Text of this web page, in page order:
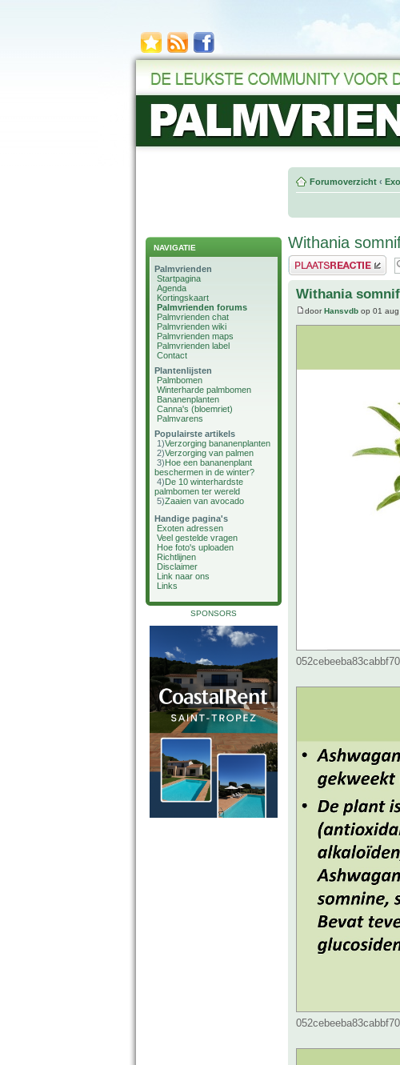
NAVIGATIE
Palmvrienden
Startpagina
Agenda
Kortingskaart
Palmvrienden forums
Palmvrienden chat
Palmvrienden wiki
Palmvrienden maps
Palmvrienden label
Contact
Plantenlijsten
Palmbomen
Winterharde palmbomen
Bananenplanten
Canna's (bloemriet)
Palmvarens
Populairste artikels
1)Verzorging bananenplanten
2)Verzorging van palmen
3)Hoe een bananenplant
beschermen in de winter?
4)De 10 winterhardste
palmbomen ter wereld
5)Zaaien van avocado
Handige pagina's
Exoten adressen
Veel gestelde vragen
Hoe foto's uploaden
Richtlijnen
Disclaimer
Link naar ons
Links
SPONSORS
Forumoverzicht ‹
Withania
Plaats een reactie
Withania
doorHansvdb op 01